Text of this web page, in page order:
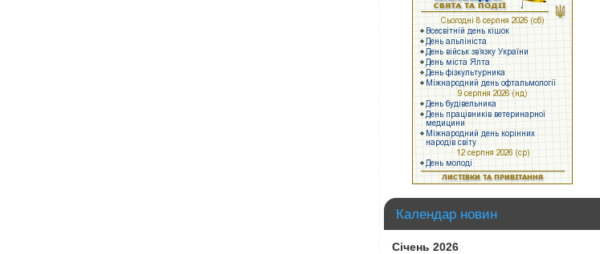
Календар новин
Січень 2026